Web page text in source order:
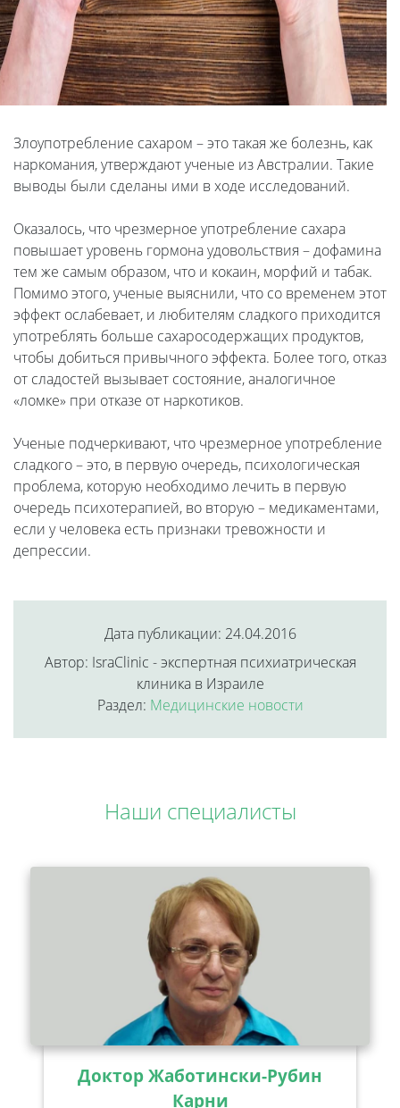
Злоупотребление сахаром – это такая же болезнь, как
наркомания, утверждают ученые из Австралии. Такие
выводы были сделаны ими в ходе исследований.
Оказалось, что чрезмерное употребление сахара
повышает уровень гормона удовольствия – дофамина
тем же самым образом, что и кокаин, морфий и табак.
Помимо этого, ученые выяснили, что со временем этот
эффект ослабевает, и любителям сладкого приходится
употреблять больше сахаросодержащих продуктов,
чтобы добиться привычного эффекта. Более того, отказ
от сладостей вызывает состояние, аналогичное
«ломке» при отказе от наркотиков.
Ученые подчеркивают, что чрезмерное употребление
сладкого – это, в первую очередь, психологическая
проблема, которую необходимо лечить в первую
очередь психотерапией, во вторую – медикаментами,
если у человека есть признаки тревожности и
депрессии.
Дата публикации: 24.04.2016
Автор: IsraClinic - экспертная психиатрическая
клиника в Израиле
Раздел: Медицинские новости
Наши специалисты
Доктор Жаботински-Рубин
Карни